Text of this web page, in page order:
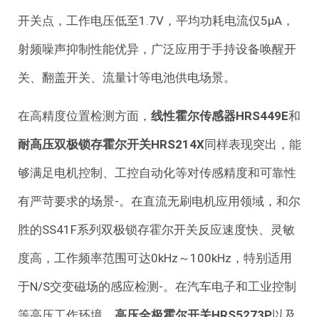
开关点，工作电压低至1.7V，平均功耗电流仅5μA，
射频噪声抑制性能优异，广泛应用于手持设备唤醒开
关、翻盖开关、流量计等电池供电场景。
在高精度位置检测方面， 线性霍尔传感器HRS449E和
耐高压双极锁存霍尔开关HRS214X同样表现突出，能
够满足电机控制、工控自动化等对传感精度和可靠性
有严苛要求的场景-。在直流无刷电机应用领域，和尔
胜的SS41F系列双极锁存霍尔开关反应速度快、灵敏
度高，工作频率范围可达0kHz～100kHz，特别适用
于N/S交变磁场的感应检测-。在汽车电子和工业控制